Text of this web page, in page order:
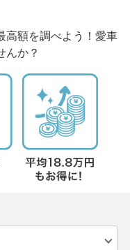
高額を調べよう！愛車
んか？